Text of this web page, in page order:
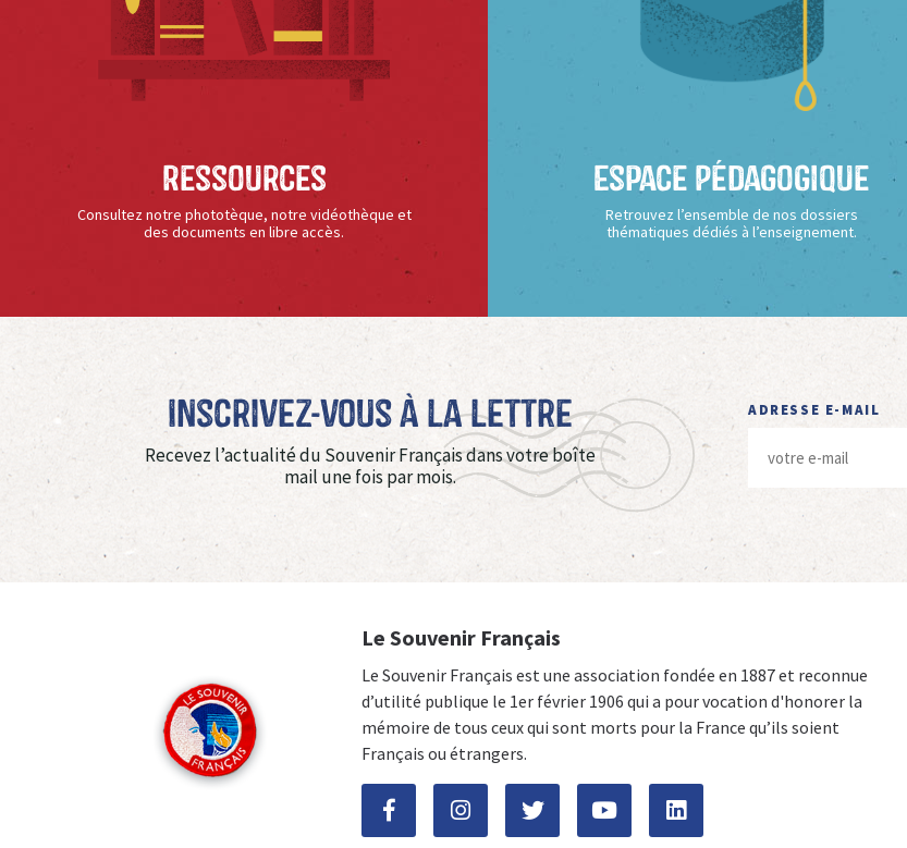
Ressources
Consultez notre phototèque, notre vidéothèque et
des documents en libre accès.
Espace Pédagogique
Retrouvez l’ensemble de nos dossiers
thématiques dédiés à l’enseignement.
Inscrivez-vous à La Lettre
Recevez l’actualité du Souvenir Français dans votre boîte
mail une fois par mois.
ADRESSE E-MAIL
Le Souvenir Français
Le Souvenir Français est une association fondée en 1887 et reconnue
d’utilité publique le 1er février 1906 qui a pour vocation d'honorer la
mémoire de tous ceux qui sont morts pour la France qu’ils soient
Français ou étrangers.